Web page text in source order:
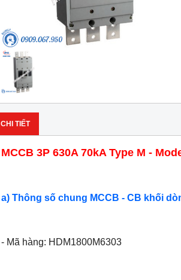
CHI TIẾT
MCCB 3P 630A 70kA Type M -
a) Thông số chung MCCB - CB khối
- Mã hàng: HDM1800M6303